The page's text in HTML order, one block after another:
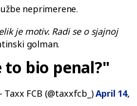
neprimerene.
je motiv. Radi se o sjajnoj
golman.
bio penal?"
FCB (@taxxfcb_)April 14,